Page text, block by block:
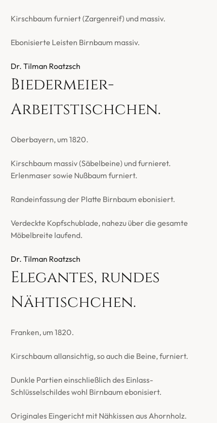
Kirschbaum furniert (Zargenreif) und massiv.
Ebonisierte Leisten Birnbaum massiv.
Dr. Tilman Roatzsch
Biedermeier-
Arbeitstischchen.
Oberbayern, um 1820.
Kirschbaum massiv (Säbelbeine) und furnieret.
Erlenmaser sowie Nußbaum furniert.
Randeinfassung der Platte Birnbaum ebonisiert.
Verdeckte Kopfschublade, nahezu über die gesamte
Möbelbreite laufend.
Dr. Tilman Roatzsch
Elegantes, rundes
Nähtischchen.
Franken, um 1820.
Kirschbaum allansichtig, so auch die Beine, furniert.
Dunkle Partien einschließlich des Einlass-
Schlüsselschildes wohl Birnbaum ebonisiert.
Originales Eingericht mit Nähkissen aus Ahornholz.